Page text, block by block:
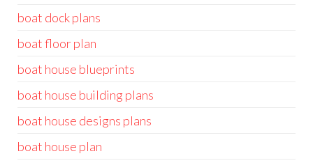
boat dock plans
boat floor plan
boat house blueprints
boat house building plans
boat house designs plans
boat house plan